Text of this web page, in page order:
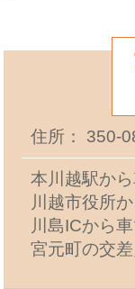
住所： 350-
本川越駅か
川越市役所
川島ICから
宮元町の交